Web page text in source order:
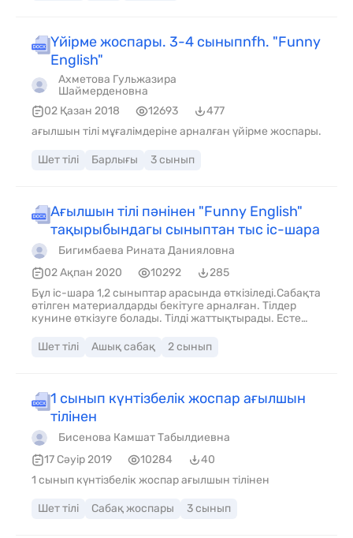
Үйірме жоспары. 3-4 сыныпnfh. "Funny
English"
Ахметова Гульжазира
Шаймерденовна
02 Қазан 2018
12693
477
ағылшын тілі мұғалімдеріне арналған үйірме жоспары.
Шет тілі Барлығы 3 сынып
Ағылшын тілі пәнінен "Funny English"
тақырыбындагы сыныптан тыс іс-шара
Бигимбаева Рината Данияловна
02 Ақпан 2020
10292
285
Бұл іс-шара 1,2 сыныптар арасында өткізіледі.Сабақта
өтілген материалдарды бекітуге арналған. Тілдер
кунине өткізуге болады. Тілді жаттықтырады. Есте
дамытады.жаңартылған бағдарламаға сай
Шет тілі Ашық сабақ 2 сынып
1 сынып күнтізбелік жоспар ағылшын
тілінен
Бисенова Камшат Табылдиевна
17 Сәуір 2019
10284
40
1 сынып күнтізбелік жоспар ағылшын тілінен
Шет тілі Сабақ жоспары 3 сынып